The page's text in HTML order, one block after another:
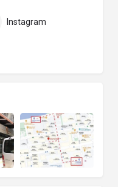
Instagram